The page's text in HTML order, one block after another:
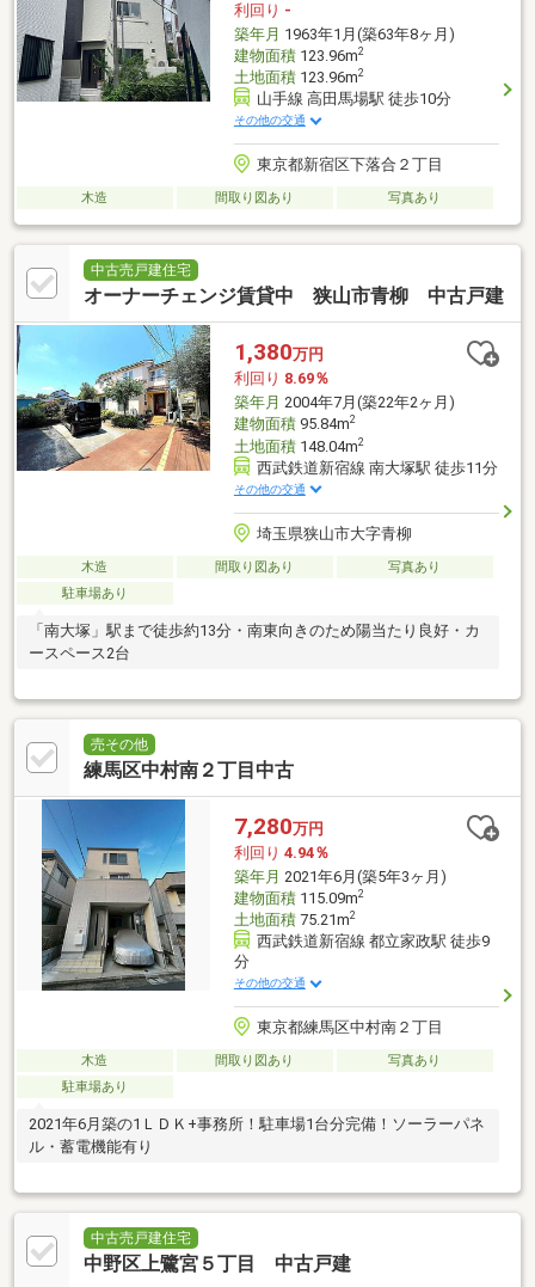
利回り -
築年月 1963年1月(築63年8ヶ月)
建物面積123.96m2
土地面積123.96m2
山手線 高田馬場駅 徒歩10分
その他の交通
東京都新宿区下落合２丁目
木造 間取り図あり 写真あり
中古売戸建住宅
オーナーチェンジ賃貸中 狭山市青柳 中古戸建
1,380万円
利回り 8.69％
築年月 2004年7月(築22年2ヶ月)
建物面積95.84m2
土地面積148.04m2
西武鉄道新宿線 南大塚駅 徒歩11分
その他の交通
埼玉県狭山市大字青柳
木造 間取り図あり
写真あり
駐車場あり
「南大塚」駅まで徒歩約13分・南東向きのため陽当たり良好・カ
ースペース2台
売その他
練馬区中村南２丁目中古
7,280万円
利回り 4.94％
築年月 2021年6月(築5年3ヶ月)
建物面積115.09m2
土地面積75.21m2
西武鉄道新宿線 都立家政駅 徒歩9
分
その他の交通
東京都練馬区中村南２丁目
木造 間取り図あり
写真あり
駐車場あり
2021年6月築の1ＬＤＫ+事務所！駐車場1台分完備！ソーラーパネ
ル・蓄電機能有り
中古売戸建住宅
中野区上鷺宮５丁目 中古戸建